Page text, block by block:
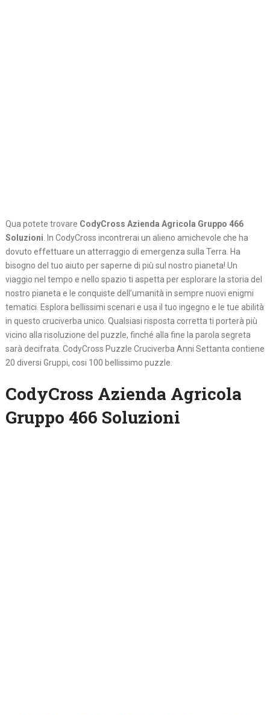
Qua potete trovare CodyCross Azienda Agricola Gruppo 466
Soluzioni. In CodyCross incontrerai un alieno amichevole che ha
dovuto effettuare un atterraggio di emergenza sulla Terra. Ha
bisogno del tuo aiuto per saperne di più sul nostro pianeta! Un
viaggio nel tempo e nello spazio ti aspetta per esplorare la storia del
nostro pianeta e le conquiste dell’umanità in sempre nuovi enigmi
tematici. Esplora bellissimi scenari e usa il tuo ingegno e le tue abilità
in questo cruciverba unico. Qualsiasi risposta corretta ti porterà più
vicino alla risoluzione del puzzle, finché alla fine la parola segreta
sarà decifrata. CodyCross Puzzle Cruciverba Anni Settanta contiene
20 diversi Gruppi, cosi 100 bellissimo puzzle.
CodyCross Azienda Agricola
Gruppo 466 Soluzioni